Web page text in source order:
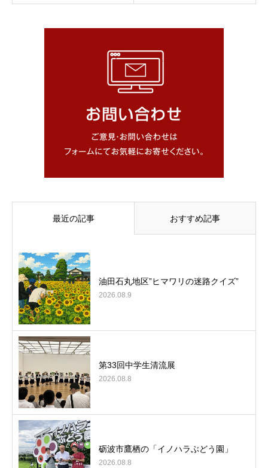
最近の記事 おすすめ記事
油田石丸地区”ヒマワリの迷路クイズ”
2026.08.9
第33回中学生清流展
2026.08.8
砺波市鷹栖の「イノハラぶどう園」
2026.08.8